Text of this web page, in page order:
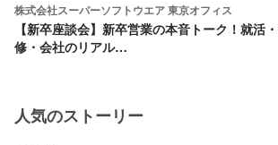
株式会社スーパーソフトウエア 東京オフィス
【新卒座談会】新卒営業の本音トーク！就活
修・会社のリアル…
人気のストーリー